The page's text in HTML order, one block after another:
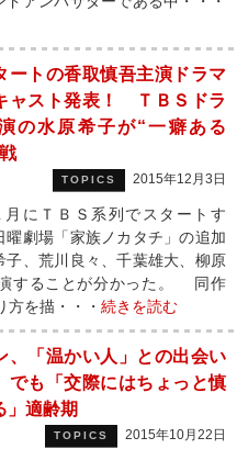
ートの香取慎吾主演ドラマ
ャスト発表！ ＴＢＳドラ
の水原希子が“一癖ある
TOPICS 2015年12月3日
にＴＢＳ系列でスタートす
劇場「家族ノカタチ」の追加
、荒川良々、千葉雄大、柳原
することが分かった。 同作
方を描・・・ 続きを読む
、「温かい人」との出会い
も「交際にはちょっと慎
」適齢期
TOPICS 2015年10月22日